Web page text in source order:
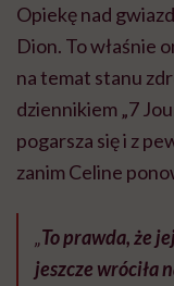
Opiekę nad
Dion. To właśnie
na temat stanu
dziennikiem „7
pogarsza się i z
zanim Celine
„To prawda, że
jeszcze wróciła